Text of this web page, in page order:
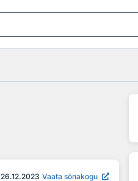
26.12.2023 Vaata sõnakogu